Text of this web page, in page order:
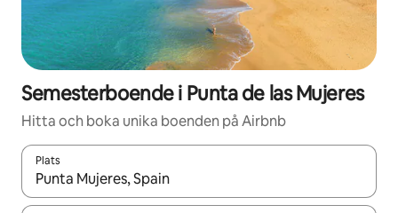
Semesterboende i Punta de las Mujeres
Hitta och boka unika boenden på Airbnb
Plats
När resultaten är tillgängliga kan du navigera med upp- och